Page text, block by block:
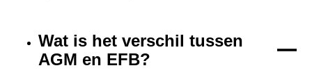
Wat is het verschil tussen
AGM en EFB?